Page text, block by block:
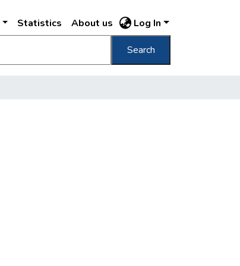
Statistics About us Log In
Search